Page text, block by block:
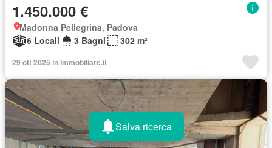
1.450.000 €
Madonna Pellegrina, Padova
6 Locali
3 Bagni 302 m²
29 ott 2025 in Immobiliare.it
Salva ricerca